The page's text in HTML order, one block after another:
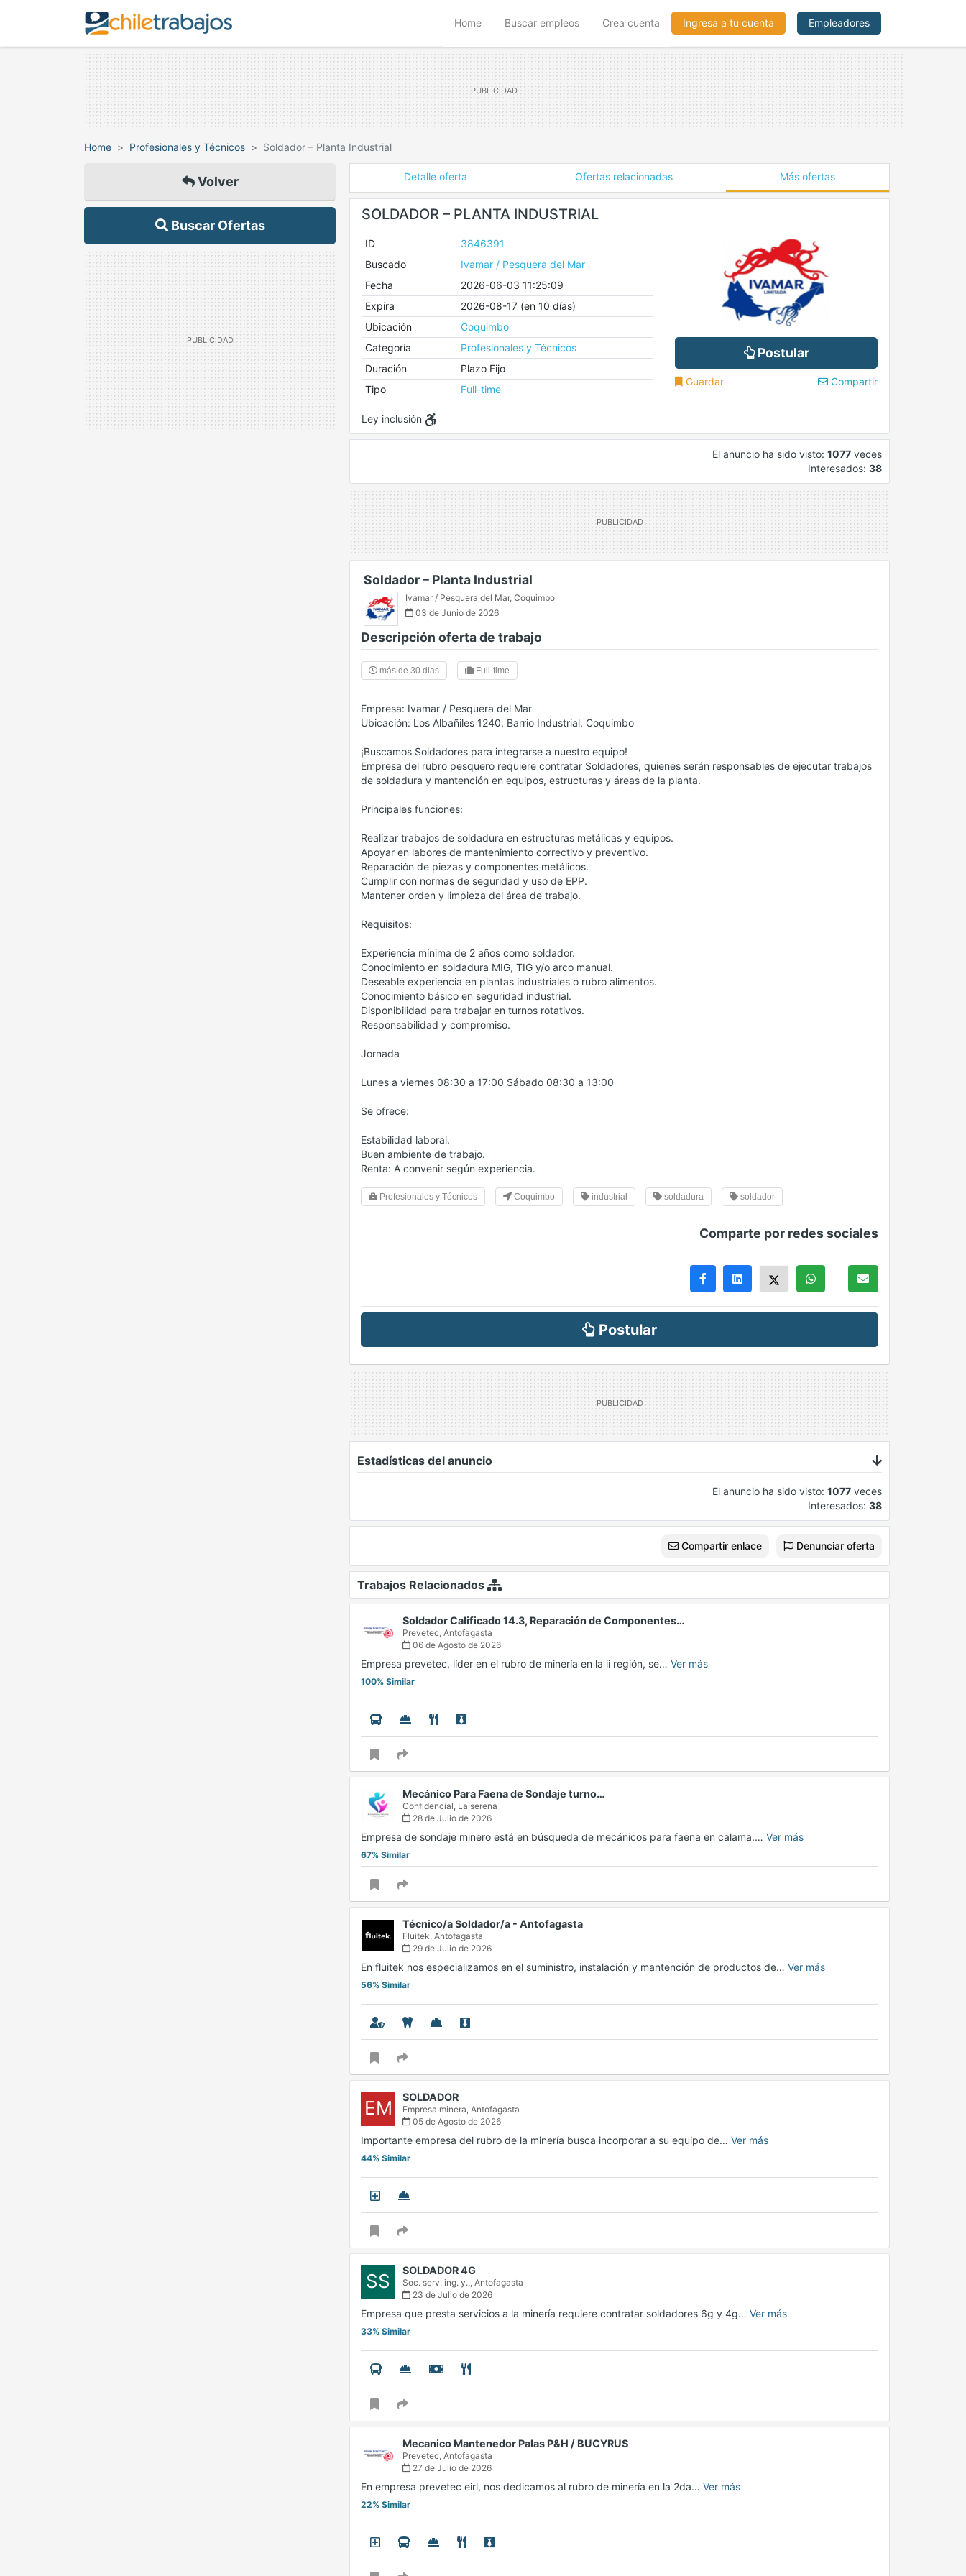
Home(current)Buscar empleos Crea cuenta Ingresa a tu cuenta Empleadores
Home Profesionales y Técnicos Soldador – Planta Industrial
Volver
Buscar Ofertas
Detalle oferta Ofertas relacionadas Más ofertas
SOLDADOR – PLANTA INDUSTRIAL
ID
3846391
Buscado
Ivamar / Pesquera del Mar
Fecha
2026-06-03 11:25:09
Expira
2026-08-17 (en 10 días)
Ubicación
Coquimbo
Categoría
Profesionales y Técnicos
Duración
Plazo Fijo
Tipo
Full-time
Ley inclusión
Postular
Guardar Compartir
El anuncio ha sido visto: 1077 veces
Interesados: 38
Soldador – Planta Industrial
Ivamar / Pesquera del Mar, Coquimbo
03 de Junio de 2026
Descripción oferta de trabajo
más de 30 dias Full-time
Empresa: Ivamar / Pesquera del Mar
Ubicación: Los Albañiles 1240, Barrio Industrial, Coquimbo
¡Buscamos Soldadores para integrarse a nuestro equipo!
Empresa del rubro pesquero requiere contratar Soldadores, quienes serán responsables de ejecutar trabajos
de soldadura y mantención en equipos, estructuras y áreas de la planta.
Principales funciones:
Realizar trabajos de soldadura en estructuras metálicas y equipos.
Apoyar en labores de mantenimiento correctivo y preventivo.
Reparación de piezas y componentes metálicos.
Cumplir con normas de seguridad y uso de EPP.
Mantener orden y limpieza del área de trabajo.
Requisitos:
Experiencia mínima de 2 años como soldador.
Conocimiento en soldadura MIG, TIG y/o arco manual.
Deseable experiencia en plantas industriales o rubro alimentos.
Conocimiento básico en seguridad industrial.
Disponibilidad para trabajar en turnos rotativos.
Responsabilidad y compromiso.
Jornada
Lunes a viernes 08:30 a 17:00 Sábado 08:30 a 13:00
Se ofrece:
Estabilidad laboral.
Buen ambiente de trabajo.
Renta: A convenir según experiencia.
Profesionales y Técnicos Coquimbo industrial soldadura soldador
Comparte por redes sociales
Postular
Estadísticas del anuncio
El anuncio ha sido visto: 1077 veces
Interesados: 38
Compartir enlace Denunciar oferta
Trabajos Relacionados
Soldador Calificado 14.3, Reparación de Componentes…
Prevetec, Antofagasta
06 de Agosto de 2026
Empresa prevetec, líder en el rubro de minería en la ii región, se… Ver más
100% Similar
Mecánico Para Faena de Sondaje turno…
Confidencial, La serena
28 de Julio de 2026
Empresa de sondaje minero está en búsqueda de mecánicos para faena en calama.… Ver más
67% Similar
Técnico/a Soldador/a - Antofagasta
Fluitek, Antofagasta
29 de Julio de 2026
En fluitek nos especializamos en el suministro, instalación y mantención de productos de… Ver más
56% Similar
EM SOLDADOR
Empresa minera, Antofagasta
05 de Agosto de 2026
Importante empresa del rubro de la minería busca incorporar a su equipo de… Ver más
44% Similar
SS SOLDADOR 4G
Soc. serv. ing. y.., Antofagasta
23 de Julio de 2026
Empresa que presta servicios a la minería requiere contratar soldadores 6g y 4g… Ver más
33% Similar
Mecanico Mantenedor Palas P&H / BUCYRUS
Prevetec, Antofagasta
27 de Julio de 2026
En empresa prevetec eirl, nos dedicamos al rubro de minería en la 2da… Ver más
22% Similar